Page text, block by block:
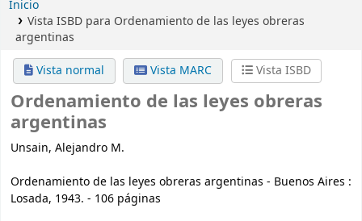
Inicio
Vista ISBD para Ordenamiento de las leyes obreras
argentinas
Vista normal
Vista MARC Vista ISBD
Ordenamiento de las leyes obreras
argentinas
Unsain, Alejandro M.
Ordenamiento de las leyes obreras argentinas - Buenos Aires :
Losada, 1943. - 106 páginas